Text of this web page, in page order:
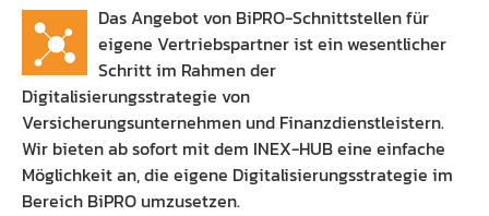
Das Angebot von BiPRO-Schnittstellen für
eigene Vertriebspartner ist ein wesentlicher
Schritt im Rahmen der
Digitalisierungsstrategie von
Versicherungsunternehmen und Finanzdienstleistern.
Wir bieten ab sofort mit dem INEX-HUB eine einfache
Möglichkeit an, die eigene Digitalisierungsstrategie im
Bereich BiPRO umzusetzen.